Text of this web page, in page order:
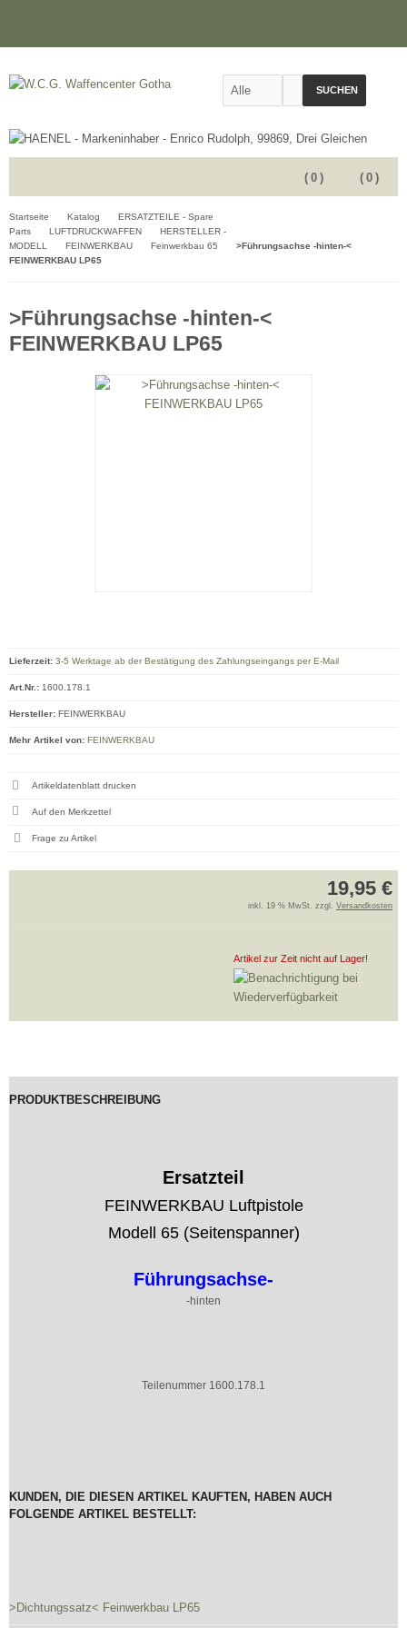
SUCHEN
( 0 )
( 0 )
Startseite Katalog
ERSATZTEILE - Spare
Parts
LUFTDRUCKWAFFEN
HERSTELLER -
MODELL
FEINWERKBAU Feinwerkbau 65
>Führungsachse -hinten-<
FEINWERKBAU LP65
>Führungsachse -hinten-<
FEINWERKBAU LP65
19,95 €
inkl. 19 % MwSt. zzgl. Versandkosten
Artikel zur Zeit nicht auf Lager!
Lieferzeit: 3-5 Werktage ab der Bestätigung des Zahlungseingangs per E-Mail
Art.Nr.: 1600.178.1
Hersteller: FEINWERKBAU
Mehr Artikel von: FEINWERKBAU
Artikeldatenblatt drucken
Frage zu Artikel
PRODUKTBESCHREIBUNG
Ersatzteil
FEINWERKBAU Luftpistole
Modell 65 (Seitenspanner)
Führungsachse-
-hinten
Teilenummer 1600.178.1
KUNDEN, DIE DIESEN ARTIKEL KAUFTEN, HABEN AUCH
FOLGENDE ARTIKEL BESTELLT:
>Dichtungssatz< Feinwerkbau LP65